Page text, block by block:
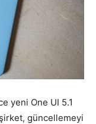
yeni One UI 5.1
güncellemeyi